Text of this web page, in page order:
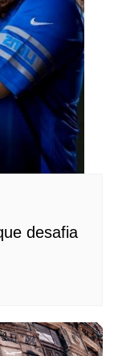
desafia